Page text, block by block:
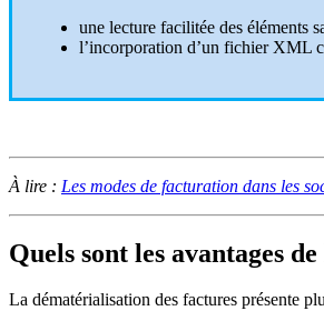
une lecture facilitée des éléments
l’incorporation d’un fichier XML
À lire : Les modes de facturation dans les
Quels sont les avantages
La dématérialisation des factures présente